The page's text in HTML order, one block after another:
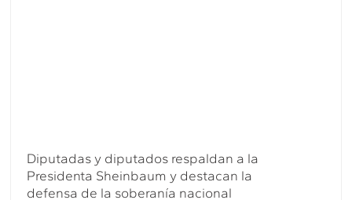
Diputadas y diputados respaldan a la
Presidenta Sheinbaum y destacan la
defensa de la soberanía nacional